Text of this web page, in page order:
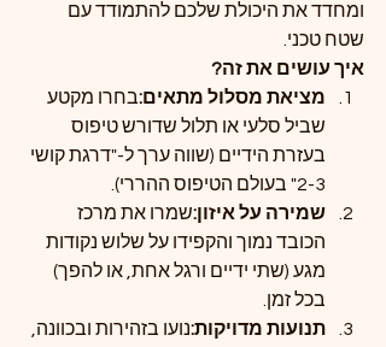
ומחדד את היכולת שלכם להתמודד עם
שטח טכני.
איך עושים את זה?
מציאת מסלול מתאים:בחרו מקטע
שביל סלעי או תלול שדורש טיפוס
בעזרת הידיים (שווה ערך ל-"דרגת קושי
2-3" בעולם הטיפוס ההררי).
שמירה על איזון:שמרו את מרכז
הכובד נמוך והקפידו על שלוש נקודות
מגע (שתי ידיים ורגל אחת, או להפך)
בכל זמן.
תנועות מדויקות:נועו בזהירות ובכוונה,